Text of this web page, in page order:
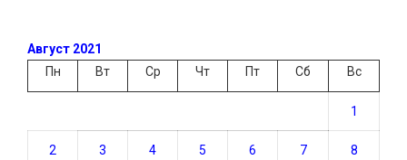
Август 2021
Пн
Вт Ср Чт Пт Сб Вс
1
2 3 4 5 6 7 8